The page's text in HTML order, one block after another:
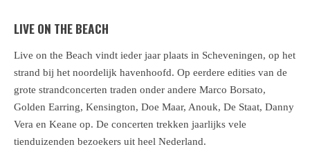
LIVE ON THE BEACH
Live on the Beach vindt ieder jaar plaats in Scheveningen, op het
strand bij het noordelijk havenhoofd. Op eerdere edities van de
grote strandconcerten traden onder andere Marco Borsato,
Golden Earring, Kensington, Doe Maar, Anouk, De Staat, Danny
Vera en Keane op. De concerten trekken jaarlijks vele
tienduizenden bezoekers uit heel Nederland.